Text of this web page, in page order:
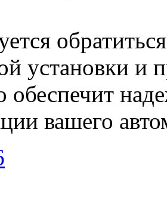
установки и
обеспечит
вашего